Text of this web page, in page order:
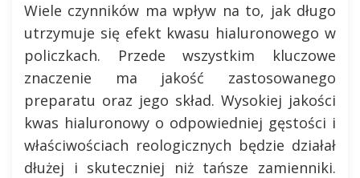
Wiele czynników ma wpływ na to, jak długo
utrzymuje się efekt kwasu hialuronowego w
policzkach. Przede wszystkim kluczowe
znaczenie ma jakość zastosowanego
preparatu oraz jego skład. Wysokiej jakości
kwas hialuronowy o odpowiedniej gęstości i
właściwościach reologicznych będzie działał
dłużej i skuteczniej niż tańsze zamienniki.